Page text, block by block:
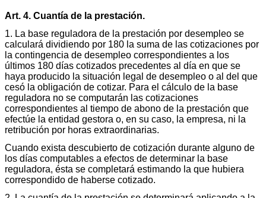
Art. 4. Cuantía de la prestación.
1. La base reguladora de la prestación por desempleo se
calculará dividiendo por 180 la suma de las cotizaciones por
la contingencia de desempleo correspondientes a los
últimos 180 días cotizados precedentes al día en que se
haya producido la situación legal de desempleo o al del que
cesó la obligación de cotizar. Para el cálculo de la base
reguladora no se computarán las cotizaciones
correspondientes al tiempo de abono de la prestación que
efectúe la entidad gestora o, en su caso, la empresa, ni la
retribución por horas extraordinarias.
Cuando exista descubierto de cotización durante alguno de
los días computables a efectos de determinar la base
reguladora, ésta se completará estimando la que hubiera
correspondido de haberse cotizado.